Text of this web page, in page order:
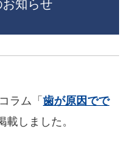
知らせ
ラム「 歯が原因でで
載しました。